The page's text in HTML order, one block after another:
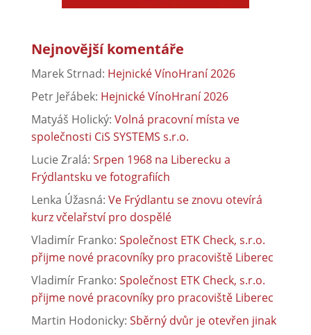
Nejnovější komentáře
Marek Strnad: Hejnické VínoHraní 2026
Petr Jeřábek: Hejnické VínoHraní 2026
Matyáš Holický: Volná pracovní místa ve
společnosti CiS SYSTEMS s.r.o.
Lucie Zralá: Srpen 1968 na Liberecku a
Frýdlantsku ve fotografiích
Lenka Úžasná: Ve Frýdlantu se znovu otevírá
kurz včelařství pro dospělé
Vladimír Franko: Společnost ETK Check, s.r.o.
přijme nové pracovníky pro pracoviště Liberec
Vladimír Franko: Společnost ETK Check, s.r.o.
přijme nové pracovníky pro pracoviště Liberec
Martin Hodonicky: Sběrný dvůr je otevřen jinak